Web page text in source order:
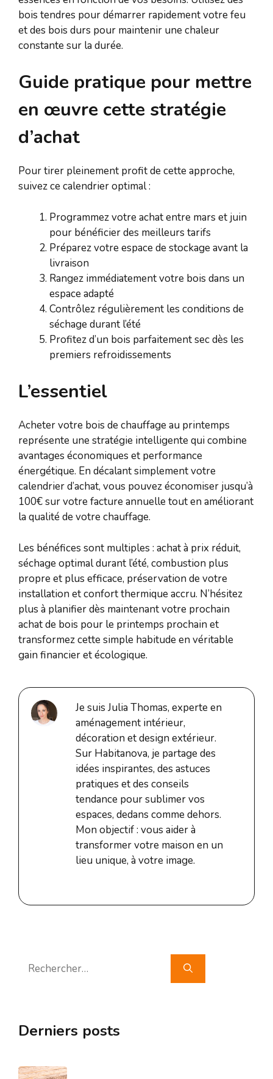
bois tendres pour démarrer rapidement votre feu
et des bois durs pour maintenir une chaleur
constante sur la durée.
Guide pratique pour mettre
en œuvre cette stratégie
d’achat
Pour tirer pleinement profit de cette approche,
suivez ce calendrier optimal :
Programmez votre achat entre mars et juin
pour bénéficier des meilleurs tarifs
Préparez votre espace de stockage avant la
livraison
Rangez immédiatement votre bois dans un
espace adapté
Contrôlez régulièrement les conditions de
séchage durant l’été
Profitez d’un bois parfaitement sec dès les
premiers refroidissements
L’essentiel
Acheter votre bois de chauffage au printemps
représente une stratégie intelligente qui combine
avantages économiques et performance
énergétique. En décalant simplement votre
calendrier d’achat, vous pouvez économiser jusqu’à
100€ sur votre facture annuelle tout en améliorant
la qualité de votre chauffage.
Les bénéfices sont multiples : achat à prix réduit,
séchage optimal durant l’été, combustion plus
propre et plus efficace, préservation de votre
installation et confort thermique accru. N’hésitez
plus à planifier dès maintenant votre prochain
achat de bois pour le printemps prochain et
transformez cette simple habitude en véritable
gain financier et écologique.
Je suis Julia Thomas, experte en
aménagement intérieur,
décoration et design extérieur.
Sur Habitanova, je partage des
idées inspirantes, des astuces
pratiques et des conseils
tendance pour sublimer vos
espaces, dedans comme dehors.
Mon objectif : vous aider à
transformer votre maison en un
lieu unique, à votre image.
Rechercher :
Derniers posts